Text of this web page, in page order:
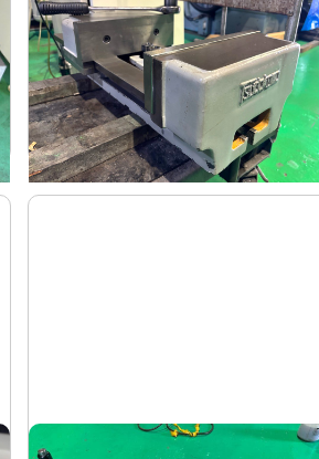
メーカー ツダコマ
形 式VB-300
年 式-